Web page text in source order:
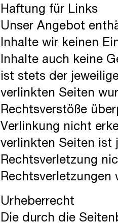
Haftung für Links
Unser Angebot
Inhalte wir keinen
Inhalte auch keine
ist stets der
verlinkten Seiten
Rechtsverstöße
Verlinkung nicht
verlinkten Seiten ist
Rechtsverletzung
Rechtsverletzungen
Urheberrecht
Die durch die